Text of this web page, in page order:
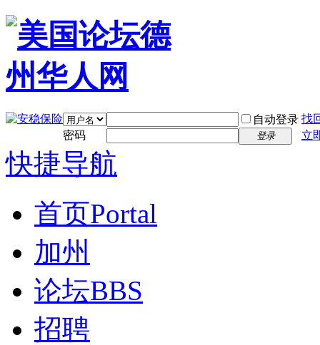
自动登录 找
密码
登录 立
快捷导航
首页Portal
加州
论坛BBS
招聘